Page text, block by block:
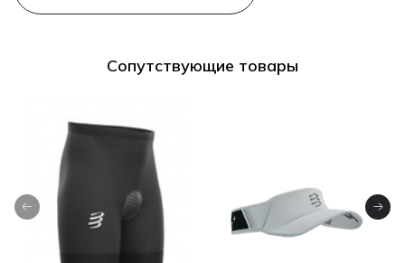
Сопутствующие товары